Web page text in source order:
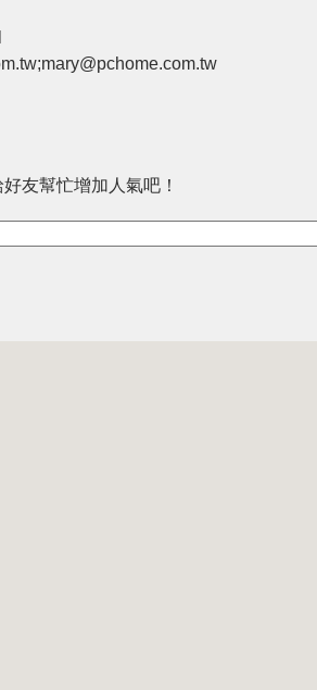
友幫忙增加人氣吧！